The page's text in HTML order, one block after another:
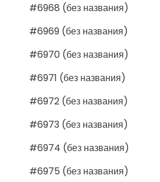
#6968 (без названия)
#6969 (без названия)
#6970 (без названия)
#6971 (без названия)
#6972 (без названия)
#6973 (без названия)
#6974 (без названия)
#6975 (без названия)